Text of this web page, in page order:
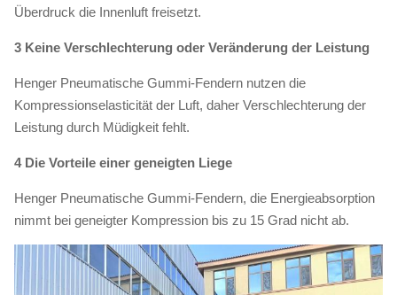
Überdruck die Innenluft freisetzt.
3 Keine Verschlechterung oder Veränderung der Leistung
Henger Pneumatische Gummi-Fendern nutzen die
Kompressionselasticität der Luft, daher Verschlechterung der
Leistung durch Müdigkeit fehlt.
4 Die Vorteile einer geneigten Liege
Henger Pneumatische Gummi-Fendern, die Energieabsorption
nimmt bei geneigter Kompression bis zu 15 Grad nicht ab.